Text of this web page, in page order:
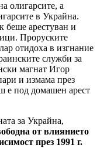
олигарсите, а
в Украйна.
беше арестуван и
Проруските
отидоха в изгнание
служби за
магнат Игор
и измама през
е под домашен арест
за Украйна,
от влиянието
през 1991 г.